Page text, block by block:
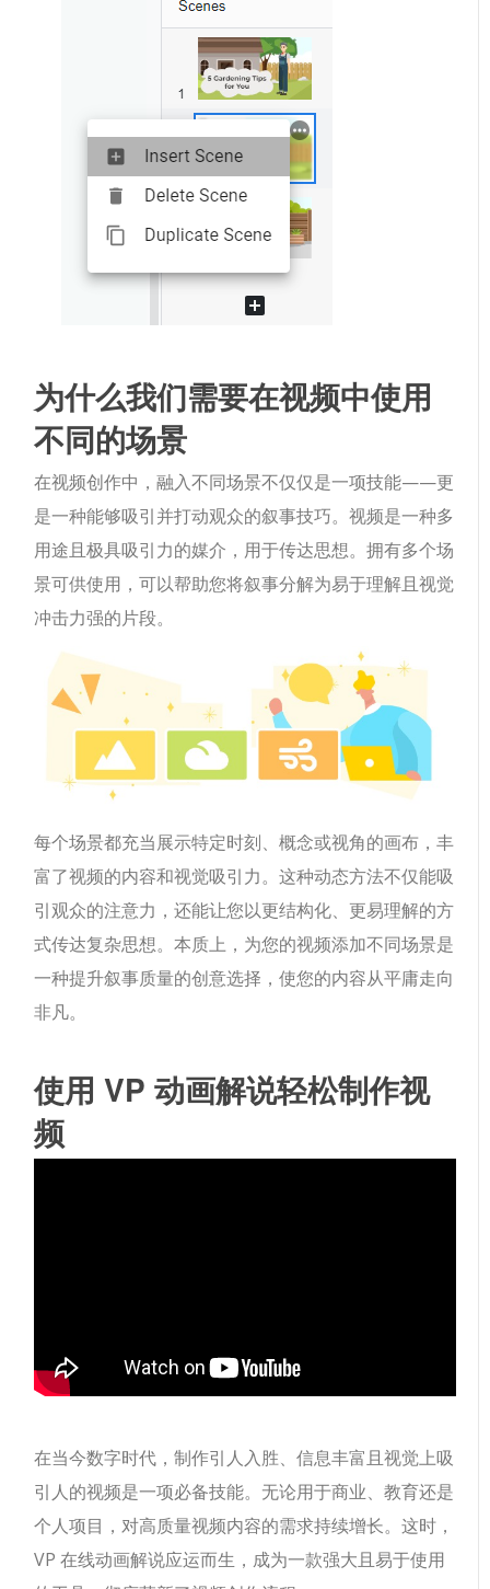
为什么我们需要在视频中使用
不同的场景
在视频创作中，融入不同场景不仅仅是一项技能——更
是一种能够吸引并打动观众的叙事技巧。视频是一种多
用途且极具吸引力的媒介，用于传达思想。拥有多个场
景可供使用，可以帮助您将叙事分解为易于理解且视觉
冲击力强的片段。
每个场景都充当展示特定时刻、概念或视角的画布，丰
富了视频的内容和视觉吸引力。这种动态方法不仅能吸
引观众的注意力，还能让您以更结构化、更易理解的方
式传达复杂思想。本质上，为您的视频添加不同场景是
一种提升叙事质量的创意选择，使您的内容从平庸走向
非凡。
使用 VP 动画解说轻松制作视
频
在当今数字时代，制作引人入胜、信息丰富且视觉上吸
引人的视频是一项必备技能。无论用于商业、教育还是
个人项目，对高质量视频内容的需求持续增长。这时，
VP 在线动画解说应运而生，成为一款强大且易于使用